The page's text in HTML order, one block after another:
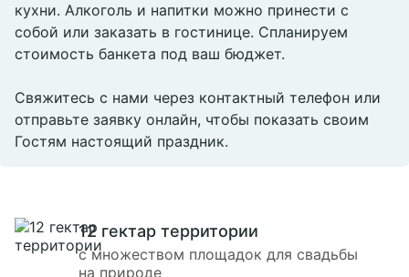
кухни. Алкоголь и напитки можно принести с
собой или заказать в гостинице. Спланируем
стоимость банкета под ваш бюджет.
Свяжитесь с нами через контактный телефон или
отправьте заявку онлайн, чтобы показать своим
Гостям настоящий праздник.
12 гектар территории
с множеством площадок для свадьбы
на природе